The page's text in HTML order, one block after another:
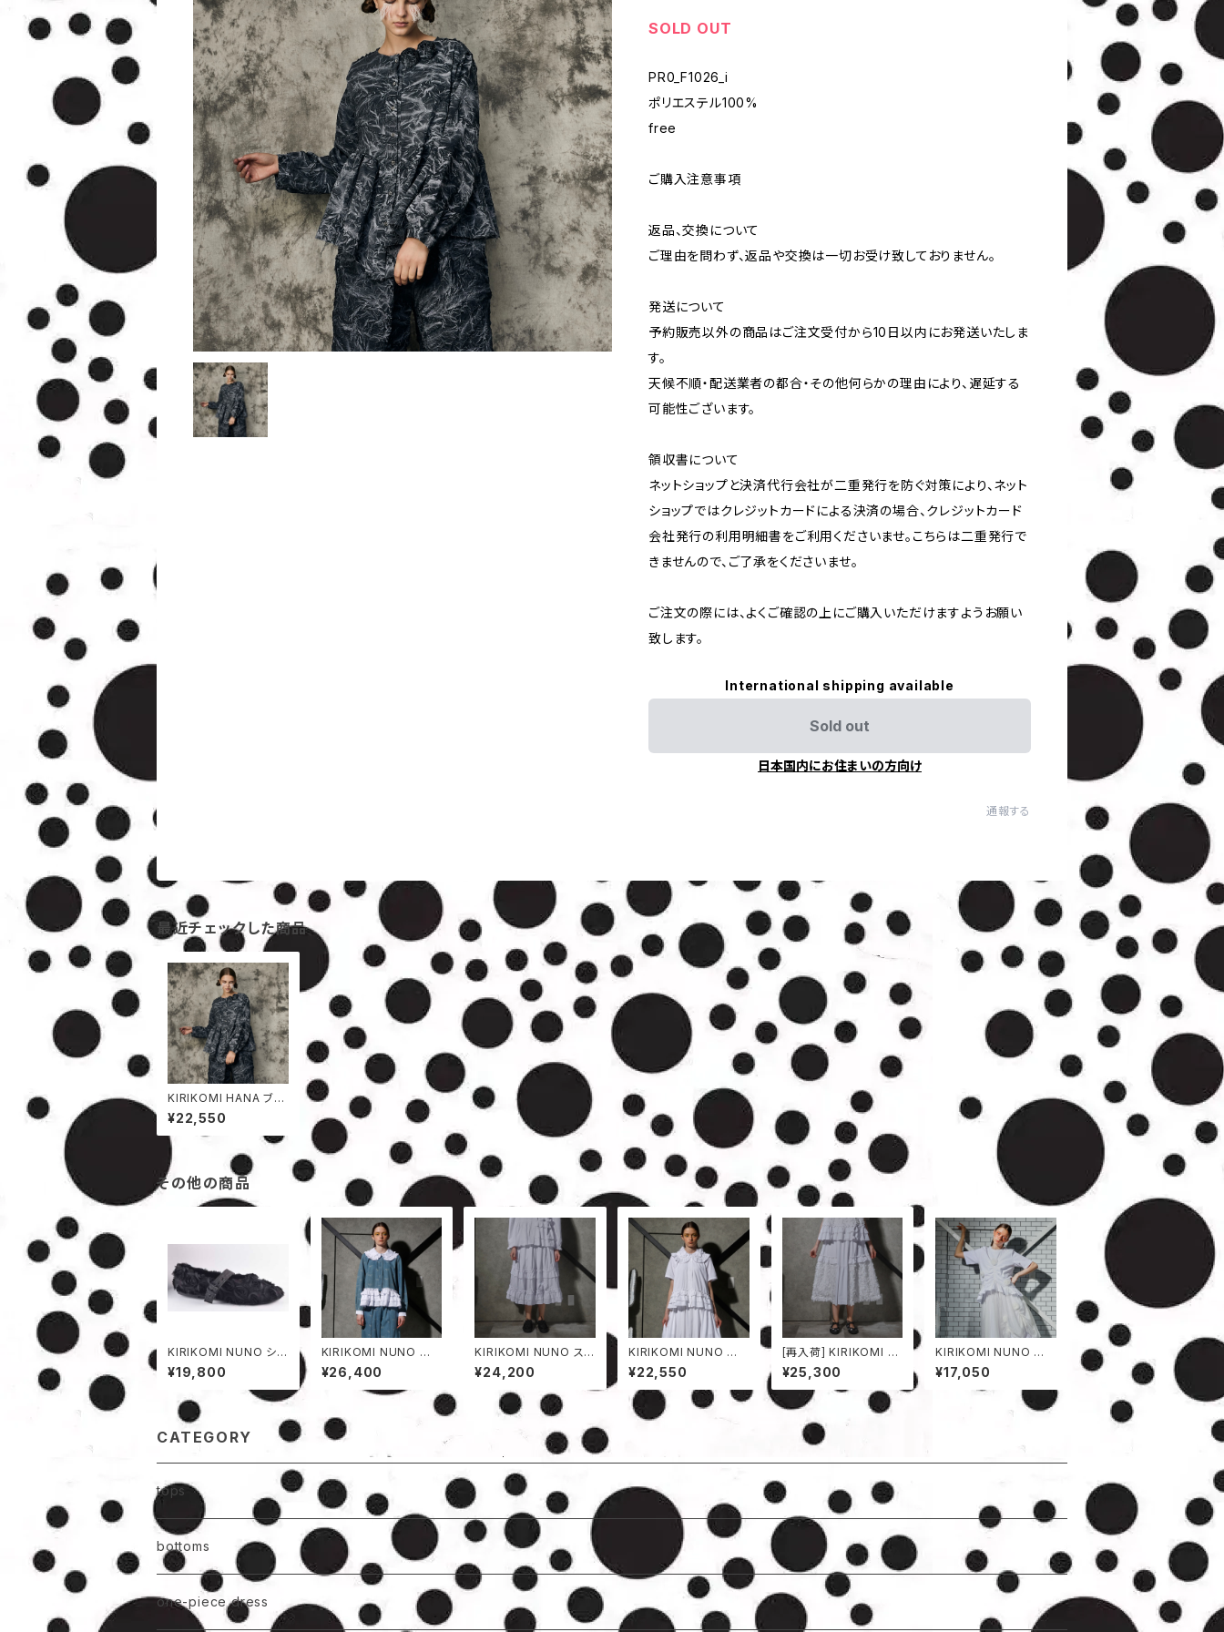
SOLD OUT
PR0_F1026_i
ポリエステル100%
free
ご購入注意事項
返品、交換について
ご理由を問わず、返品や交換は一切お受け致しておりません。
発送について
予約販売以外の商品はご注文受付から10日以内にお発送いたしま
す。
天候不順・配送業者の都合・その他何らかの理由により、遅延する
可能性ございます。
領収書について
ネットショップと決済代行会社が二重発行を防ぐ対策により、ネット
ショップではクレジットカードによる決済の場合、クレジットカード
会社発行の利用明細書をご利用くださいませ。こちらは二重発行で
きませんので、ご了承をくださいませ。
ご注文の際には、よくご確認の上にご購入いただけますようお願い
致します。
International shipping available
Sold out
日本国内にお住まいの方向け
通報する
最近チェックした商品
KIRIKOMI HANA ブラ
ウス
¥22,550
その他の商品
KIRIKOMI NUNO シュ
ーズ
¥19,800
KIRIKOMI NUNO ジャ
ケット
¥26,400
KIRIKOMI NUNO スカ
ート
¥24,200
KIRIKOMI NUNO 竹
繊維半袖シャツ
¥22,550
[再入荷] KIRIKOMI N
UNO スカート
¥25,300
KIRIKOMI NUNO 半
袖カットソー
¥17,050
CATEGORY
tops
bottoms
one-piece dress